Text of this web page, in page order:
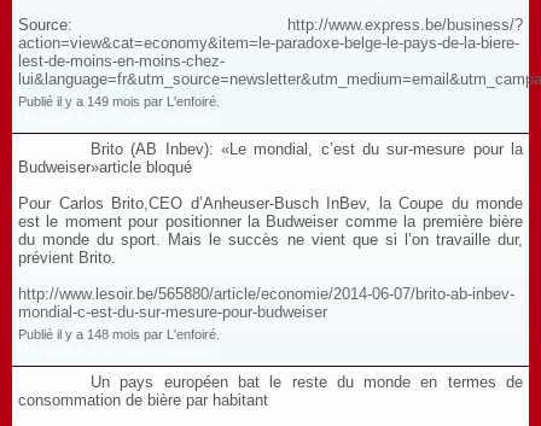
Source:
http://www.express.be/business/?
action=view&cat=economy&item=le-paradoxe-belge-le-pays-de-la-biere-
lest-de-moins-en-moins-chez-
Publié il y a 149 mois par L'enfoiré.
Brito (AB Inbev): «Le mondial, c’est du sur-mesure pour la
Budweiser»article bloqué
Pour Carlos Brito,CEO d’Anheuser-Busch InBev, la Coupe du monde
est le moment pour positionner la Budweiser comme la première bière
du monde du sport. Mais le succès ne vient que si l’on travaille dur,
prévient Brito.
http://www.lesoir.be/565880/article/economie/2014-06-07/brito-ab-inbev-
mondial-c-est-du-sur-mesure-pour-budweiser
Publié il y a 148 mois par L'enfoiré.
Un pays européen bat le reste du monde en termes de
consommation de bière par habitant